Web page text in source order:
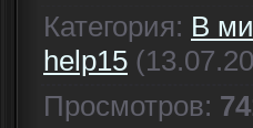
Категория: В
help15
Просмотров: